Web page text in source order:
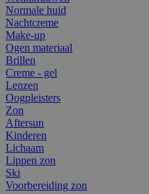
Normale huid
Nachtcreme
Make-up
Ogen materiaal
Brillen
Creme - gel
Lenzen
Oogpleisters
Zon
Aftersun
Kinderen
Lichaam
Lippen zon
Ski
Voorbereiding zon